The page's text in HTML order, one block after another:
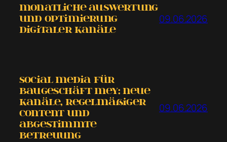
Monatliche Auswertung
und Optimierung
digitaler Kanäle
09.06.2026
Social Media für
Baugeschäft Mey: neue
Kanäle, regelmäßiger
Content und
abgestimmte
Betreuung
09.06.2026